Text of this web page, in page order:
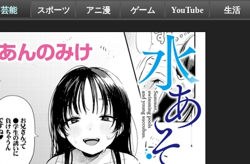
芸能 スポーツ アニ漫 ゲーム YouTube 生活